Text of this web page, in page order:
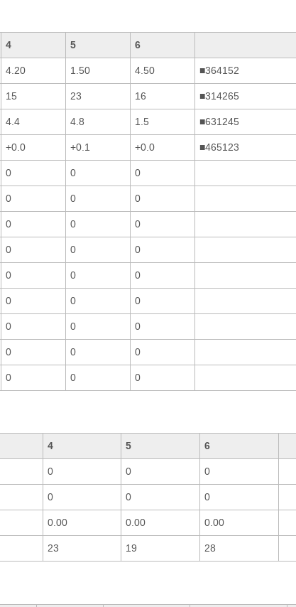
4 5 6
4.20 1.50 4.50 ■364152
15 23 16 ■314265
4.4 4.8 1.5 ■631245
+0.0 +0.1 +0.0 ■465123
0 0 0
0 0 0
0 0 0
0 0 0
0 0 0
0 0 0
0 0 0
0 0 0
0 0 0
4 5 6
0 0 0
0 0 0
0.00 0.00 0.00
23 19 28